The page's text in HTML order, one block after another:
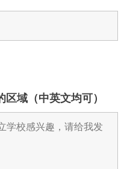
域（中英文均可）